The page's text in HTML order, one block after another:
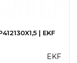
| EKF
EKF